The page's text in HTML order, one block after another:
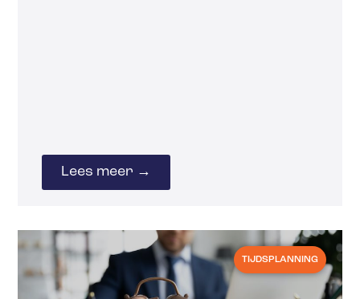
Lees meer →
TIJDSPLANNING